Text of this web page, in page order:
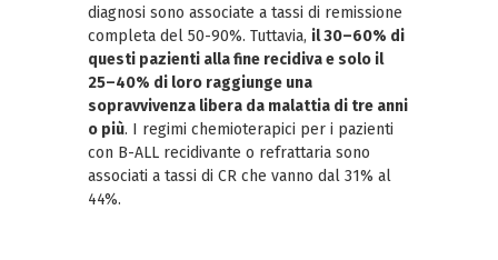
diagnosi sono associate a tassi di remissione
completa del 50-90%. Tuttavia, il 30–60% di
questi pazienti alla fine recidiva e solo il
25–40% di loro raggiunge una
sopravvivenza libera da malattia di tre anni
o più. I regimi chemioterapici per i pazienti
con B-ALL recidivante o refrattaria sono
associati a tassi di CR che vanno dal 31% al
44%.